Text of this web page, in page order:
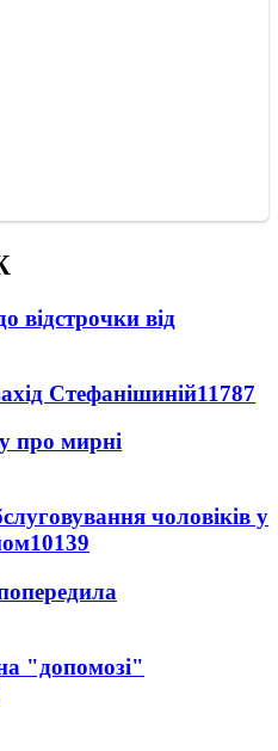
відстрочки від
Стефанішиній11787
про мирні
чоловіків у
10139
"допомозі"